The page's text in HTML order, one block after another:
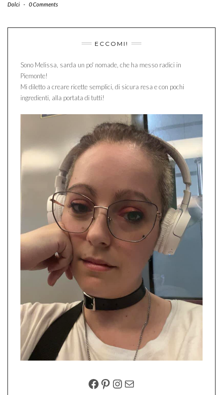
Dolci - 0 Comments
ECCOMI!
Sono Melissa, sarda un po' nomade, che ha messo radici in
Piemonte!
Mi diletto a creare ricette semplici, di sicura resa e con pochi
ingredienti, alla portata di tutti!
FACEBOOK
PINTEREST
INSTAGRAM
EMAIL